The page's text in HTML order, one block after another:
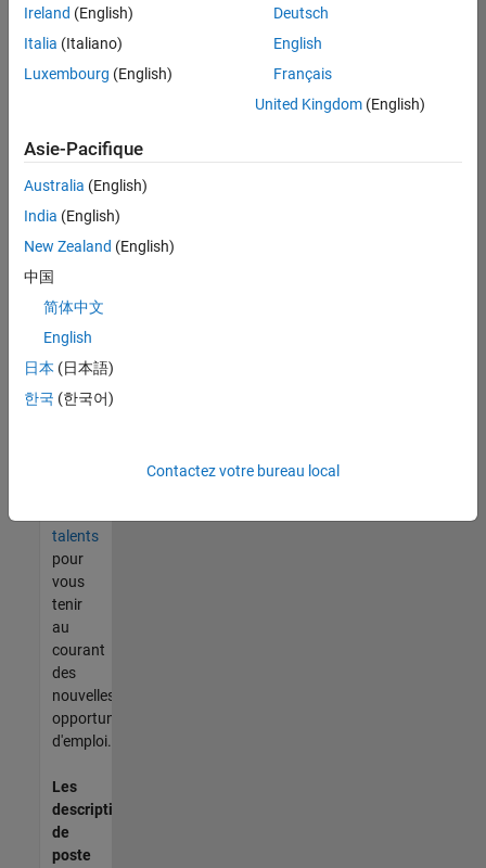
recherche
ou
afficher
l’ensemble
d'emploi.
malgré
tout
vous
trouvez
pas
d'offre
corresponde
à vos
talents
pour
vous
tenir
au
courant
des
nouvelles
opportunités
d'emploi.
Les
descriptions
de
poste
Ireland (English)
Italia (Italiano)
Luxembourg (English)
Deutsch
English
Français
United Kingdom(English)
Asie-Pacifique
Australia (English)
India (English)
New Zealand (English)
中国
简体中文
English
日本 (日本語)
한국 (한국어)
Contactez votre bureau local